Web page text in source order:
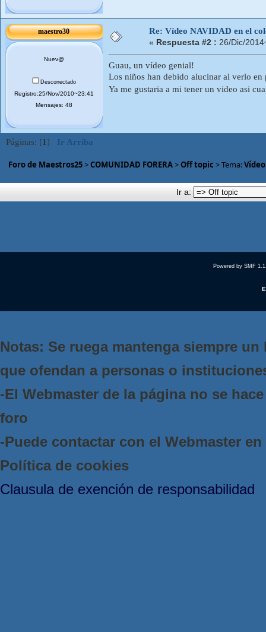
maestro30
Nuev@
Desconectado
Registro:25/Nov/2010~23:41
Mensajes: 48
Re: Vídeo NAVIDAD en el
« Respuesta #2 : 26/Dic/
Guau, un vídeo genial!
Los niños han debido alucinar al verlo en
Ya me gustaria a mi tener un video asi
Páginas: [1] Ir Arriba
Foro de Maestros25>COMUNIDAD FORERA>Off topic > Tema:
Ir a:
Powered by SMF
Notas: Se ruega mantenga siempre
que ofendan a personas o
-El Webmaster de la página no se
foro
-Puede contactar con el Webmaster
Política de cookies
Clausula de exención de responsabilidad